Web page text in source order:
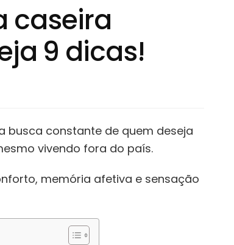
caseira
9 dicas!
busca constante de quem deseja
vivendo fora do país.
memória afetiva e sensação